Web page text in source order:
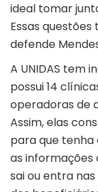
ideal tomar
Essas
defende
A UNIDAS tem
possui 14
operadoras de
Assim, elas
para que tenha
as
sai ou entra